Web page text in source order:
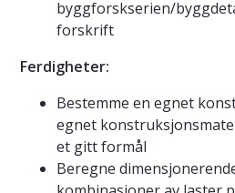
byggforskserien/
forskrift
Ferdigheter:
Bestemme en egnet
egnet
et gitt formål
Beregne